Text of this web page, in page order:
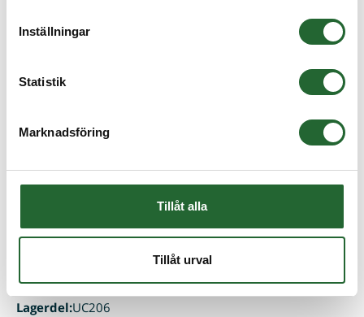
Inställningar
Statistik
Marknadsföring
Tillåt alla
Tillåt urval
Total längd: 80mm (SKF 83mm)
Diameter på hål för fästskruvar: 16 (SKF 11,5mm)
Flänsbredd: 14mm (SKF 13mm)
Två stoppskruvar
Bärighetstal dynamiskt:1 950KG
Bärighetstal statiskt:1 120KG
Lagerdel:UC206